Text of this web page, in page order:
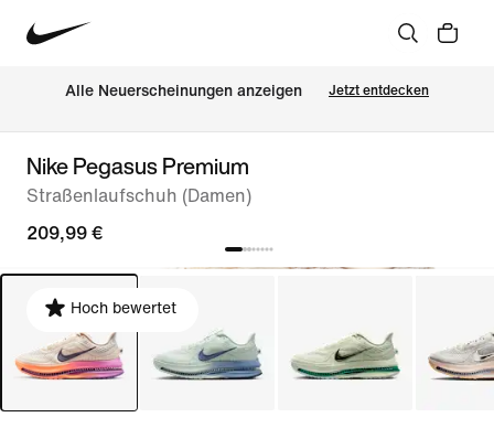
Alle Neuerscheinungen anzeigen Jetzt entdecken
Nike Pegasus Premium
Straßenlaufschuh (Damen)
209,99 €
Hoch bewertet